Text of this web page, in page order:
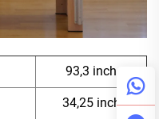
93,3 inch
34,25 inch